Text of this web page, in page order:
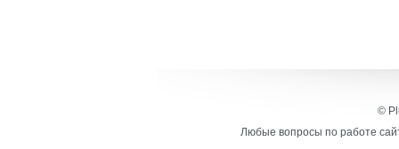
©
Любые вопросы по работе